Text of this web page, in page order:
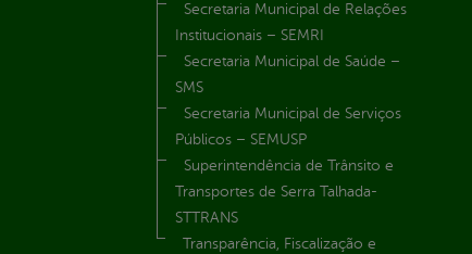
Secretaria Municipal de Relações
Institucionais – SEMRI
Secretaria Municipal de Saúde –
SMS
Secretaria Municipal de Serviços
Públicos – SEMUSP
Superintendência de Trânsito e
Transportes de Serra Talhada-
STTRANS
Transparência, Fiscalização e